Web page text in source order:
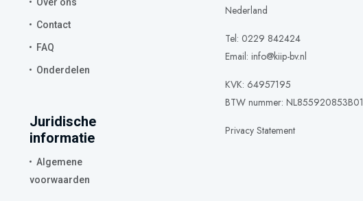
Contact
FAQ
Onderdelen
Juridische
informatie
Algemene
voorwaarden
Nederland
Tel: 0229 842424
Email: info@kiip-bv.nl
KVK: 64957195
BTW nummer: NL855920853B01
Privacy Statement